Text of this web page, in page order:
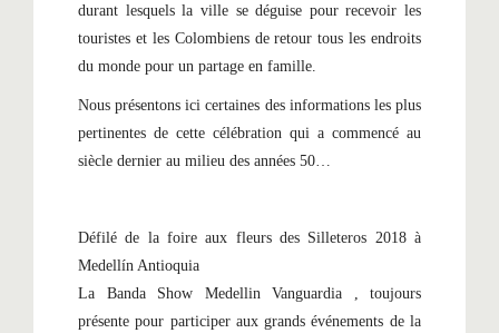
durant lesquels la ville se déguise pour recevoir les
touristes et les Colombiens de retour tous les endroits
du monde pour un partage en famille.
Nous présentons ici certaines des informations les plus
pertinentes de cette célébration qui a commencé au
siècle dernier au milieu des années 50…
Défilé de la foire aux fleurs des Silleteros 2018 à
Medellín Antioquia
La Banda Show Medellin Vanguardia , toujours
présente pour participer aux grands événements de la